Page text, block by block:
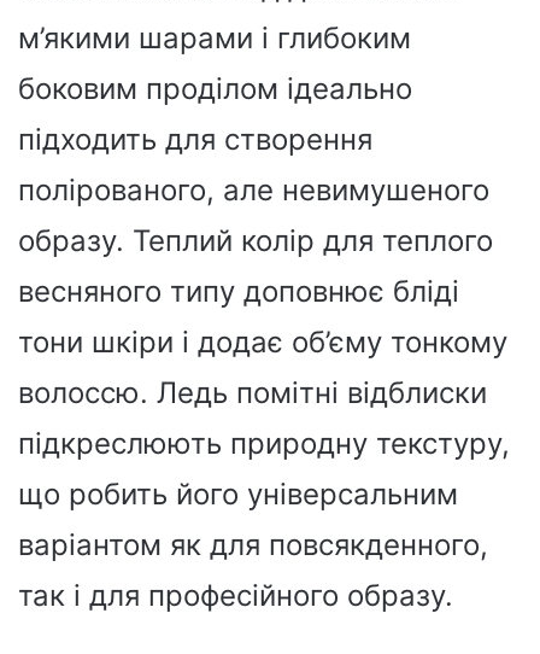
м’якими шарами і глибоким
боковим проділом ідеально
підходить для створення
полірованого, але невимушеного
образу. Теплий колір для теплого
весняного типу доповнює бліді
тони шкіри і додає об’єму тонкому
волоссю. Ледь помітні відблиски
підкреслюють природну текстуру,
що робить його універсальним
варіантом як для повсякденного,
так і для професійного образу.